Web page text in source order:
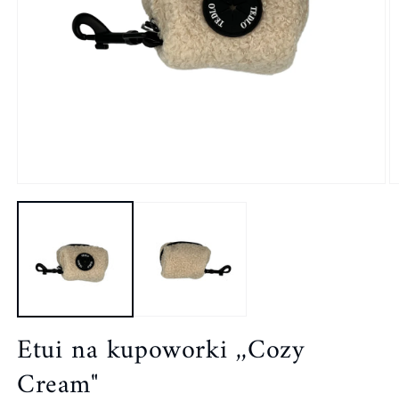
Etui na kupoworki ,,Cozy
Cream"